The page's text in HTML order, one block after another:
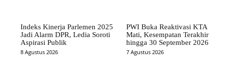
Indeks Kinerja Parlemen 2025
Jadi Alarm DPR, Ledia Soroti
Aspirasi Publik
8 Agustus 2026
PWI Buka Reaktivasi KTA
Mati, Kesempatan Terakhir
hingga 30 September 2026
7 Agustus 2026